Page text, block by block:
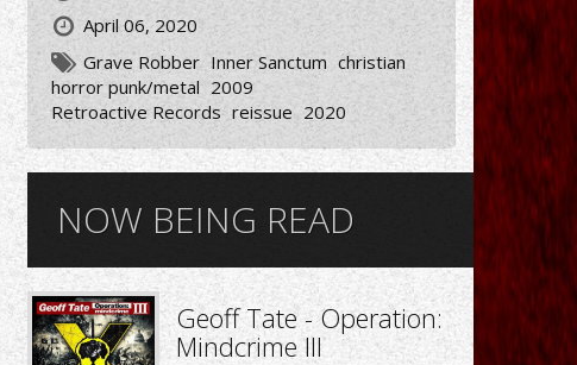
April 06, 2020
Grave Robber Inner Sanctum christian
horror punk/metal 2009
Retroactive Records reissue 2020
NOW BEING READ
Geoff Tate - Operation:
Mindcrime III